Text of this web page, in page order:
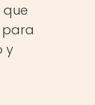
que
para
y